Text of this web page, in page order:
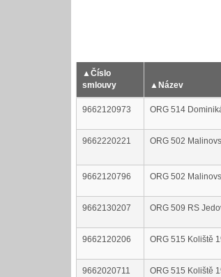
▲ Číslo
smlouvy
▲ Název
9662120973 ORG 514
9662220221 ORG 502
9662120796 ORG 502
9662130207 ORG 509 RS
9662120206 ORG 515 Koliště
9662020711 ORG 515 Koliště